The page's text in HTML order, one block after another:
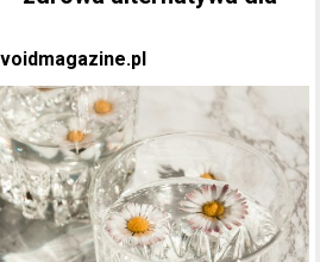
voidmagazine.pl